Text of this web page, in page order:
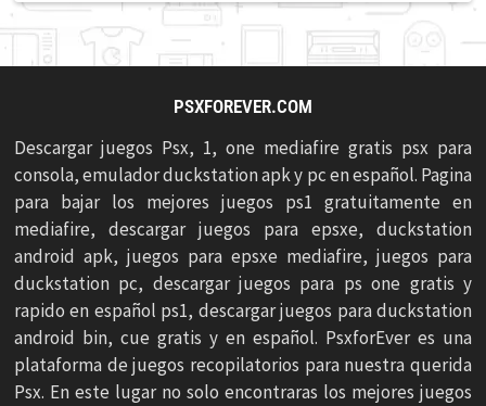
audio
PSXFOREVER.COM
Descargar juegos Psx, 1, one mediafire gratis psx para
consola, emulador duckstation apk y pc en español. Pagina
para bajar los mejores juegos ps1 gratuitamente en
mediafire, descargar juegos para epsxe, duckstation
android apk, juegos para epsxe mediafire, juegos para
duckstation pc, descargar juegos para ps one gratis y
rapido en español ps1, descargar juegos para duckstation
android bin, cue gratis y en español. PsxforEver es una
plataforma de juegos recopilatorios para nuestra querida
Psx. En este lugar no solo encontraras los mejores juegos